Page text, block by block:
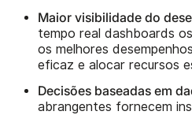
Maior visibilidade do
tempo real dashboards
os melhores
eficaz e alocar recursos
Decisões baseadas em
abrangentes fornecem